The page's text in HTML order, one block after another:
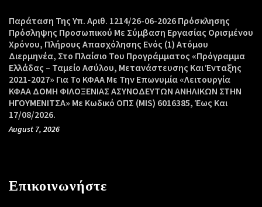
Παράταση Της Υπ. Αριθ. 1214/26-06-2026 Πρόσκλησης
Πρόσληψης Προσωπικού Με Σύμβαση Εργασίας Ορισμένου
Χρόνου, Πλήρους Απασχόλησης Ενός (1) Ατόμου
Διερμηνέα, Στο Πλαίσιο Του Προγράμματος «Πρόγραμμα
Ελλάδας – Ταμείο Ασύλου, Μετανάστευσης Και Ένταξης
2021-2027» Για Το ΚΦΑΑ Με Την Επωνυμία «Λειτουργία
ΚΦΑΑ ΔΟΜΗ ΦΙΛΟΞΕΝΙΑΣ ΑΣΥΝΟΔΕΥΤΩΝ ΑΝΗΛΙΚΩΝ ΣΤΗΝ
ΗΓΟΥΜΕΝΙΤΣΑ» Με Κωδικό ΟΠΣ (MIS) 6016385, Έως Και
17/08/2026.
August 7, 2026
Επικοινωνήστε